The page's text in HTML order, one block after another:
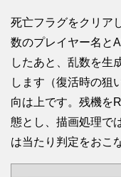
死亡フラグをクリア
数のプレイヤー名と
したあと、乱数を生
します（復活時の狙
向は上です。残機を
態とし、描画処理で
は当たり判定をおこ